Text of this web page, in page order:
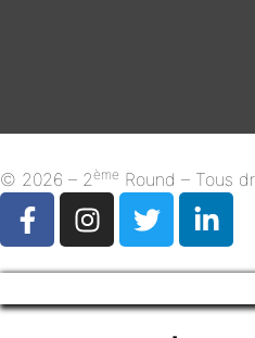
© 2026 – 2ème Round – Tous